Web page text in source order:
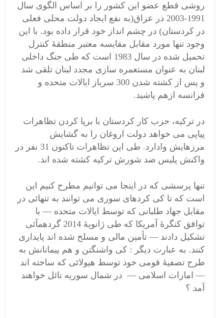
روشی قطع عضو این کشور را بر اساس الگوی سال
1991-2003 در عراق(به نفع ایجاد دولت محلی فعلی
در کردستان) در چشم انداز خود قرار داده بود. با این
وجود تنها مورد مقابل مقایسه معتبر منطقۀ کنترل
تحمیل شده در سال 1983 است که طی جنگ داخلی
لبنان به عنوان مستعمره سازی مجدد لبنان تلقی شد
و پس از کشته شدن 300 سرباز ایالات متحده و
فرانسه ازهم پاشید.
در ترکیه، حزب کار کردستان با برپا کردن تظاهرات
پیاپی می خواهد دولت اروغان را به گشایش
مرزهایش وادارد. طی این تظاهرات تاکنون 31 نفر در
واکنش پلیس ضد شورش ترکیه کشته شده اند.
تنها پرسشی که در اینجا می توانیم مطرح کنیم این
است که تا کی کردهای سوری می توانند به تنهائی در
مقابل جهاد طلبانی که توسط ایالات متحده — با
توافق کنگرۀ آمریکا که طی ژانویۀ 2014 گردهمآئی
تشکیل دادند — تأمین مالی و مسلح شده اند پایداری
کنند. به عبارت دیگر : کی واشنگتن و هم پیمانانش به
طرح تصفیۀ قومی خود توسط هیولائی که ساخته اند
— امارات اسلامی — در شمال سوریه نائل خواهند
آمد ؟